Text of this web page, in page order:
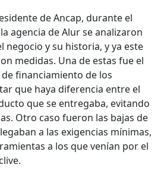
de Ancap, durante el
agencia de Alur se analizaron
negocio y su historia, y ya este
medidas. Una de estas fue el
financiamiento de los
que haya diferencia entre el
que se entregaba, evitando
Otro caso fueron las bajas de
a las exigencias mínimas,
a los que venían por el